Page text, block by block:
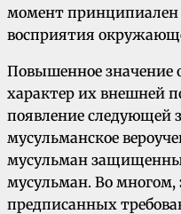
момент принципиален
восприятия
Повышенное значение
характер их внешней
появление следующей
мусульманское
мусульман
мусульман. Во многом,
предписанных